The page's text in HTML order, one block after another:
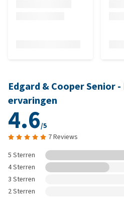
Edgard & Cooper Senior -
ervaringen
4.6/5
7 Reviews
5 Sterren
4 Sterren
3 Sterren
2 Sterren